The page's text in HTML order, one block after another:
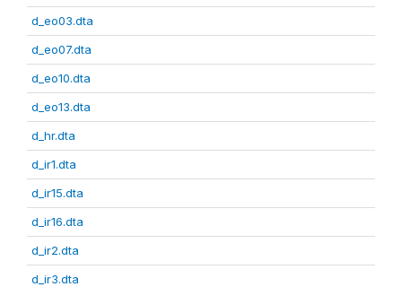
d_eo03.dta
d_eo07.dta
d_eo10.dta
d_eo13.dta
d_hr.dta
d_ir1.dta
d_ir15.dta
d_ir16.dta
d_ir2.dta
d_ir3.dta